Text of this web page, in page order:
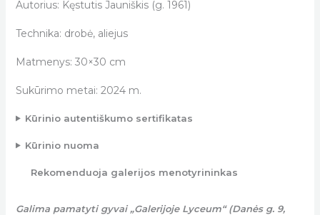
Autorius: Kęstutis Jauniškis (g. 1961)
Technika: drobė, aliejus
Matmenys: 30×30 cm
Sukūrimo metai: 2024 m.
Kūrinio autentiškumo sertifikatas
Kūrinio nuoma
Rekomenduoja galerijos menotyrininkas
Galima pamatyti gyvai „Galerijoje Lyceum“ (Danės g. 9,